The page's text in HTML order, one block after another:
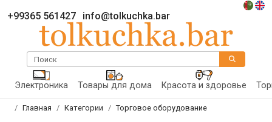
+99365 561427 info@tolkuchka.bar
Поиск
Электроника Товары для дома Красота и здоровье
Главная Категории Торговое оборудование